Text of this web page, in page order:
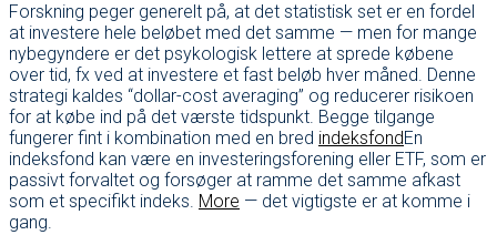
Forskning peger generelt på, at det statistisk set er en fordel
at investere hele beløbet med det samme — men for mange
nybegyndere er det psykologisk lettere at sprede købene
over tid, fx ved at investere et fast beløb hver måned. Denne
strategi kaldes “dollar-cost averaging” og reducerer risikoen
for at købe ind på det værste tidspunkt. Begge tilgange
fungerer fint i kombination med en bred indeksfond En
indeksfond kan være en investeringsforening eller ETF, som er
passivt forvaltet og forsøger at ramme det samme afkast
som et specifikt indeks. More — det vigtigste er at komme i
gang.